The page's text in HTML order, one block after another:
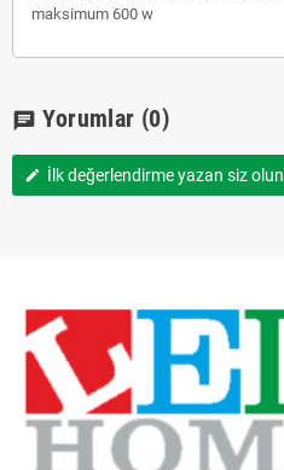
maksimum 600 w
chat Yorumlar (0)
edit İlk değerlendirme yazan siz olun